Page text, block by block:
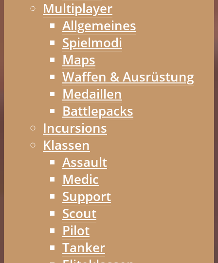
Multiplayer
Allgemeines
Spielmodi
Maps
Waffen & Ausrüstung
Medaillen
Battlepacks
Incursions
Klassen
Assault
Medic
Support
Scout
Pilot
Tanker